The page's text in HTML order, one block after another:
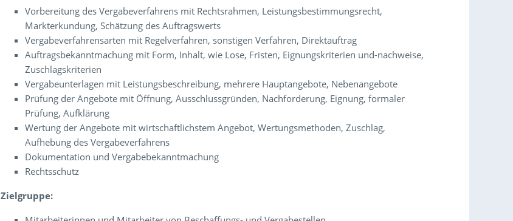
Vorbereitung des Vergabeverfahrens mit Rechtsrahmen, Leistungsbestimmungsrecht,
Markterkundung, Schätzung des Auftragswerts
Vergabeverfahrensarten mit Regelverfahren, sonstigen Verfahren, Direktauftrag
Auftragsbekanntmachung mit Form, Inhalt, wie Lose, Fristen, Eignungskriterien und-nachweise,
Zuschlagskriterien
Vergabeunterlagen mit Leistungsbeschreibung, mehrere Hauptangebote, Nebenangebote
Prüfung der Angebote mit Öffnung, Ausschlussgründen, Nachforderung, Eignung, formaler
Prüfung, Aufklärung
Wertung der Angebote mit wirtschaftlichstem Angebot, Wertungsmethoden, Zuschlag,
Aufhebung des Vergabeverfahrens
Dokumentation und Vergabebekanntmachung
Rechtsschutz
Zielgruppe: